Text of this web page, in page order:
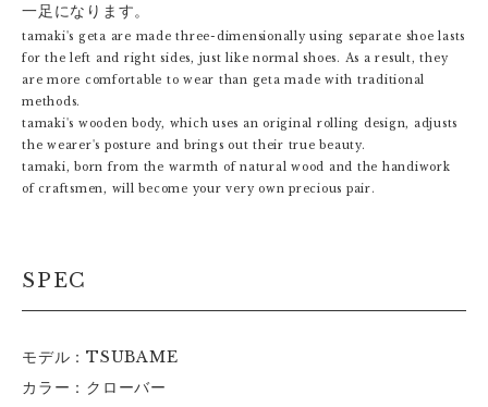
一足になります。
tamaki's geta are made three-dimensionally using separate shoe lasts
for the left and right sides, just like normal shoes. As a result, they
are more comfortable to wear than geta made with traditional
methods.
tamaki's wooden body, which uses an original rolling design, adjusts
the wearer's posture and brings out their true beauty.
tamaki, born from the warmth of natural wood and the handiwork
of craftsmen, will become your very own precious pair.
SPEC
モデル：TSUBAME
カラー：クローバー